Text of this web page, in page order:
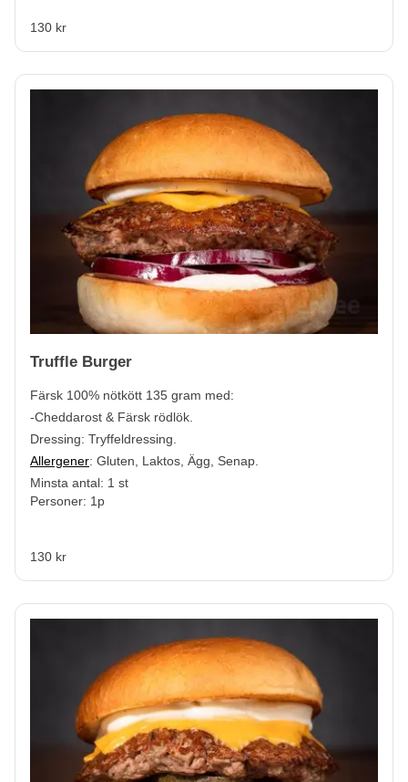
130 kr
Truffle Burger
Färsk 100% nötkött 135 gram med:
-Cheddarost & Färsk rödlök.
Dressing: Tryffeldressing.
Allergener: Gluten, Laktos, Ägg, Senap.
Minsta antal: 1 st
Personer: 1p
130 kr